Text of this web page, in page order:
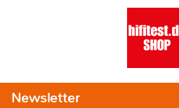
Newsletter